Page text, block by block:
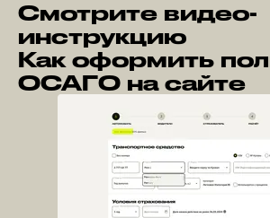
Смотрите видео-
инструкцию
Как оформить
ОСАГО на сайте